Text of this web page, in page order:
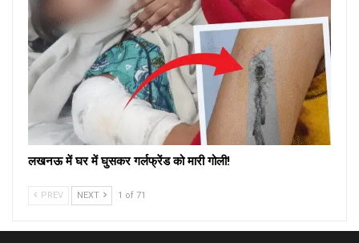
लखनऊ में घर में घुसकर गर्लफ्रेंड को मारी गोली!
PREV NEXT 1 of 71